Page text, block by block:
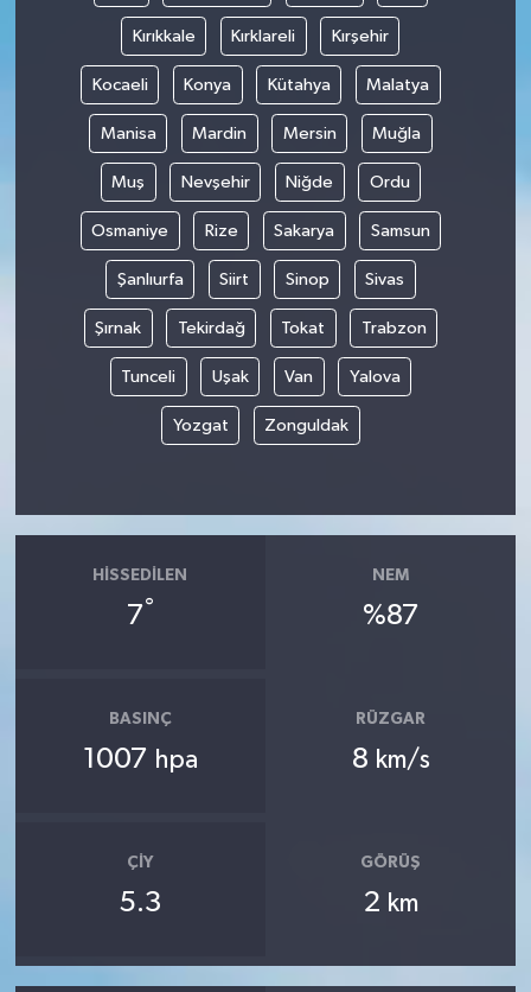
Kırıkkale Kırklareli Kırşehir
Kocaeli Konya Kütahya Malatya
Manisa Mardin Mersin Muğla
Muş Nevşehir Niğde Ordu
Osmaniye Rize Sakarya Samsun
Şanlıurfa Siirt Sinop Sivas
Şırnak Tekirdağ Tokat Trabzon
Tunceli Uşak Van Yalova
Yozgat Zonguldak
HISSEDILEN
7°
NEM
%87
BASINÇ
1007 hpa
RÜZGAR
8 km/s
ÇIY
5.3
GÖRÜŞ
2 km